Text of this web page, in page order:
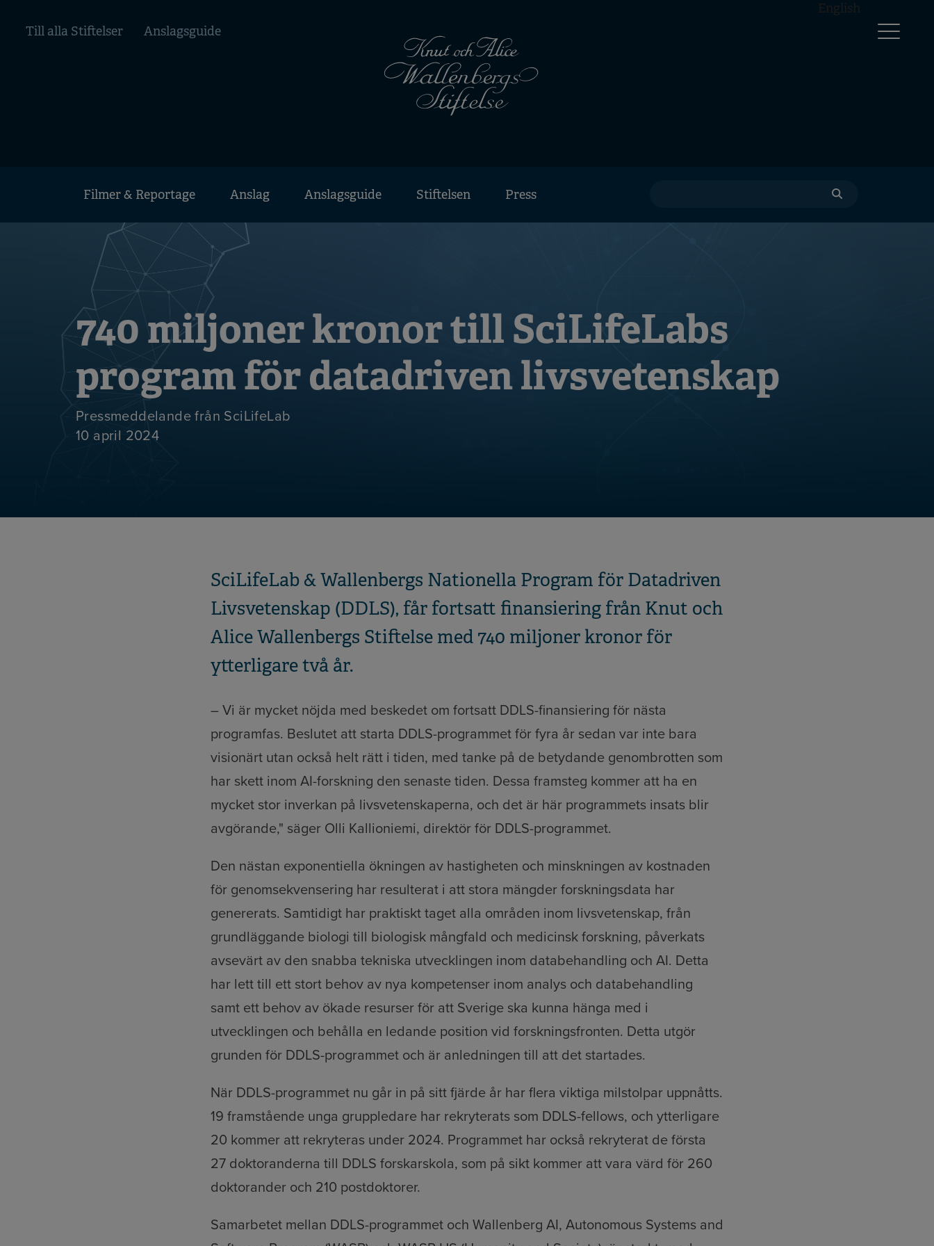
huvudinnehåll
Top
Till alla Stiftelser Anslagsguide
English
Huvudmeny
Filmer & Reportage Anslag Anslagsguide Stiftelsen Press
740 miljoner kronor till SciLifeLabs
program för datadriven livsvetenskap
Pressmeddelande från SciLifeLab
10 april 2024
SciLifeLab & Wallenbergs Nationella Program för Datadriven
Livsvetenskap (DDLS), får fortsatt finansiering från Knut och
Alice Wallenbergs Stiftelse med 740 miljoner kronor för
ytterligare två år.
– Vi är mycket nöjda med beskedet om fortsatt DDLS-finansiering för nästa
programfas. Beslutet att starta DDLS-programmet för fyra år sedan var inte bara
visionärt utan också helt rätt i tiden, med tanke på de betydande genombrotten som
har skett inom AI-forskning den senaste tiden. Dessa framsteg kommer att ha en
mycket stor inverkan på livsvetenskaperna, och det är här programmets insats blir
avgörande," säger Olli Kallioniemi, direktör för DDLS-programmet.
Den nästan exponentiella ökningen av hastigheten och minskningen av kostnaden
för genomsekvensering har resulterat i att stora mängder forskningsdata har
genererats. Samtidigt har praktiskt taget alla områden inom livsvetenskap, från
grundläggande biologi till biologisk mångfald och medicinsk forskning, påverkats
avsevärt av den snabba tekniska utvecklingen inom databehandling och AI. Detta
har lett till ett stort behov av nya kompetenser inom analys och databehandling
samt ett behov av ökade resurser för att Sverige ska kunna hänga med i
utvecklingen och behålla en ledande position vid forskningsfronten. Detta utgör
grunden för DDLS-programmet och är anledningen till att det startades.
När DDLS-programmet nu går in på sitt fjärde år har flera viktiga milstolpar uppnåtts.
19 framstående unga gruppledare har rekryterats som DDLS-fellows, och ytterligare
20 kommer att rekryteras under 2024. Programmet har också rekryterat de första
27 doktoranderna till DDLS forskarskola, som på sikt kommer att vara värd för 260
doktorander och 210 postdoktorer.
Samarbetet mellan DDLS-programmet och Wallenberg AI, Autonomous Systems and